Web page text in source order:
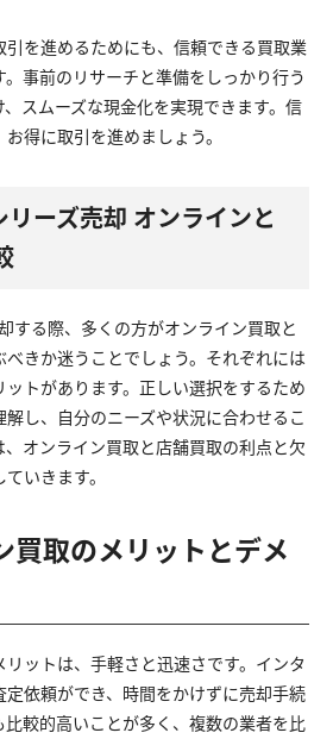
を進めるためにも、信頼できる買取業
事前のリサーチと準備をしっかり行う
スムーズな現金化を実現できます。信
得に取引を進めましょう。
ーズ売却 オンラインと
する際、多くの方がオンライン買取と
きか迷うことでしょう。それぞれには
トがあります。正しい選択をするため
し、自分のニーズや状況に合わせるこ
、オンライン買取と店舗買取の利点と欠
いきます。
買取のメリットとデメ
ットは、手軽さと迅速さです。インタ
依頼ができ、時間をかけずに売却手続
比較的高いことが多く、複数の業者を比